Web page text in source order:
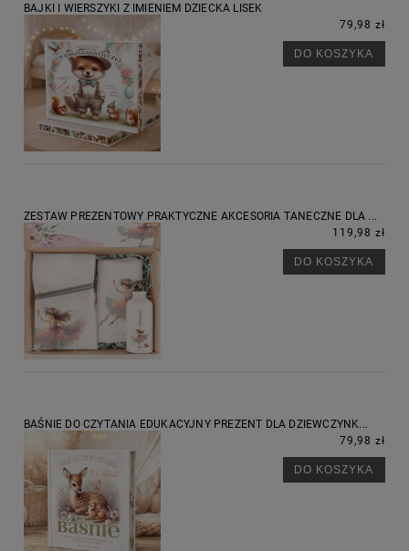
BAJKI I WIERSZYKI Z IMIENIEM DZIECKA LISEK
79,98 zł
DO KOSZYKA
ZESTAW PREZENTOWY PRAKTYCZNE AKCESORIA TANECZNE DLA ...
119,98 zł
DO KOSZYKA
BAŚNIE DO CZYTANIA EDUKACYJNY PREZENT DLA DZIEWCZYNK...
79,98 zł
DO KOSZYKA